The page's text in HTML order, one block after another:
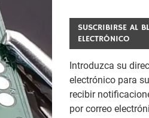
SUSCRIBIRSE AL
ELECTRÓNICO
Introduzca su
electrónico para
recibir
por correo